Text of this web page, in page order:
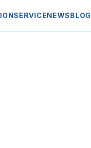
SERVICENEWSBLOG